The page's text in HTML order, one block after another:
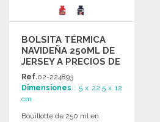
BOLSITA TÉRMICA
NAVIDEÑA 250ML DE
JERSEY A PRECIOS DE
MAYORISTA
Ref.02-224893
Dimensiones : 5 x 22.5 x 12
cm
Bouillotte de 250 ml en